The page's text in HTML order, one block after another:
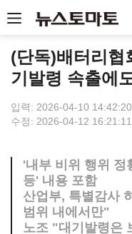
(단독)배터리협
기발령 속출에
입력: 2026-04-10 14:42:20
수정: 2026-04-12 16:21:11
'내부 비위 행위 정
등' 내용 포함
산업부, 특별감사
범위 내에서만"
노조 "대기발령은